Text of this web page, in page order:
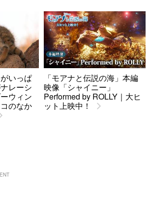
いっぱ
レーシ
ウィン
のなか
「モアナと伝説の海」本編
映像「シャイニー」
Performed by ROLLY｜大ヒ
ット上映中！